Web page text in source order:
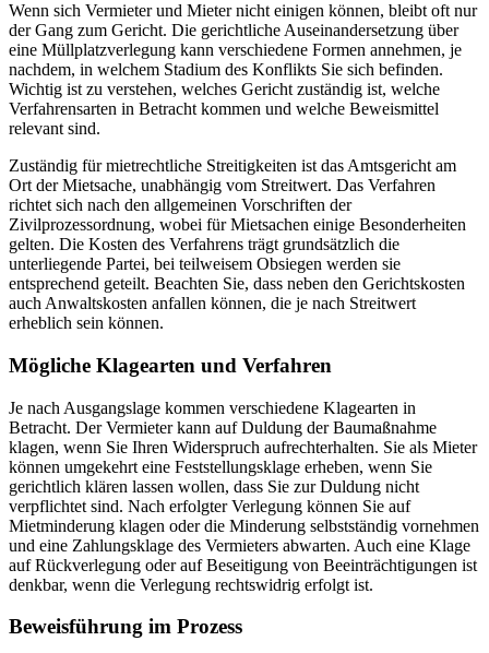
Wenn sich Vermieter und Mieter nicht einigen können, bleibt oft nur
der Gang zum Gericht. Die gerichtliche Auseinandersetzung über
eine Müllplatzverlegung kann verschiedene Formen annehmen, je
nachdem, in welchem Stadium des Konflikts Sie sich befinden.
Wichtig ist zu verstehen, welches Gericht zuständig ist, welche
Verfahrensarten in Betracht kommen und welche Beweismittel
relevant sind.
Zuständig für mietrechtliche Streitigkeiten ist das Amtsgericht am
Ort der Mietsache, unabhängig vom Streitwert. Das Verfahren
richtet sich nach den allgemeinen Vorschriften der
Zivilprozessordnung, wobei für Mietsachen einige Besonderheiten
gelten. Die Kosten des Verfahrens trägt grundsätzlich die
unterliegende Partei, bei teilweisem Obsiegen werden sie
entsprechend geteilt. Beachten Sie, dass neben den Gerichtskosten
auch Anwaltskosten anfallen können, die je nach Streitwert
erheblich sein können.
Mögliche Klagearten und Verfahren
Je nach Ausgangslage kommen verschiedene Klagearten in
Betracht. Der Vermieter kann auf Duldung der Baumaßnahme
klagen, wenn Sie Ihren Widerspruch aufrechterhalten. Sie als Mieter
können umgekehrt eine Feststellungsklage erheben, wenn Sie
gerichtlich klären lassen wollen, dass Sie zur Duldung nicht
verpflichtet sind. Nach erfolgter Verlegung können Sie auf
Mietminderung klagen oder die Minderung selbstständig vornehmen
und eine Zahlungsklage des Vermieters abwarten. Auch eine Klage
auf Rückverlegung oder auf Beseitigung von Beeinträchtigungen ist
denkbar, wenn die Verlegung rechtswidrig erfolgt ist.
Beweisführung im Prozess